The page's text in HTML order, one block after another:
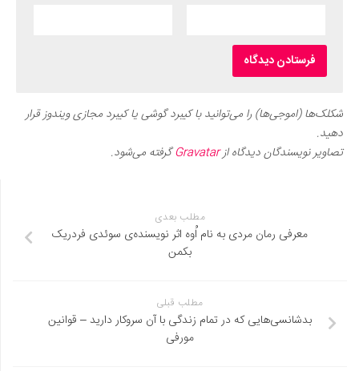
شکلک‌ها (اموجی‌ها) را می‌توانید با کیبرد گوشی یا کیبرد مجازی ویندوز قرار
دهید.
تصاویر نویسندگان دیدگاه ازGravatarگرفته می‌شود.
مطلب بعدی
معرفی رمان مردی به نام اُوه اثر نویسنده‌ی سوئدی فردریک
بکمن
مطلب قبلی
بدشانسی‌هایی که در تمام زندگی با آن سروکار دارید – قوانین
مورفی